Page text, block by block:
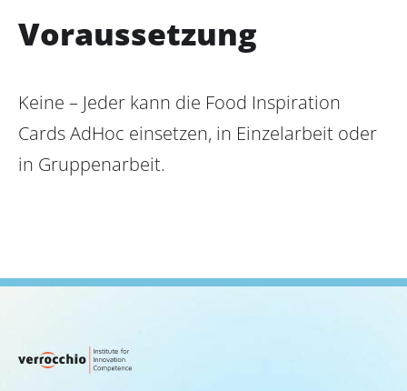
Voraussetzung
Keine – Jeder kann die Food Inspiration
Cards AdHoc einsetzen, in Einzelarbeit oder
in Gruppenarbeit.